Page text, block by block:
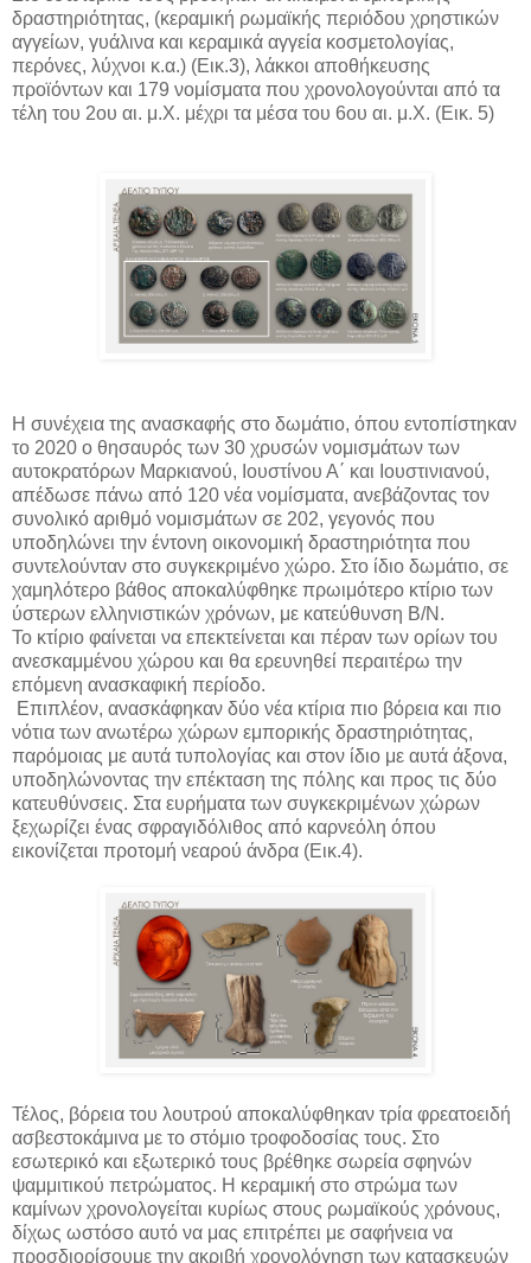
δραστηριότητας, (κεραμική ρωμαϊκής περιόδου χρηστικών
αγγείων, γυάλινα και κεραμικά αγγεία κοσμετολογίας,
περόνες, λύχνοι κ.α.) (Εικ.3), λάκκοι αποθήκευσης
προϊόντων και 179 νομίσματα που χρονολογούνται από τα
τέλη του 2ου αι. μ.Χ. μέχρι τα μέσα του 6ου αι. μ.Χ. (Εικ. 5)
Η συνέχεια της ανασκαφής στο δωμάτιο, όπου εντοπίστηκαν
το 2020 ο θησαυρός των 30 χρυσών νομισμάτων των
αυτοκρατόρων Μαρκιανού, Ιουστίνου Α΄ και Ιουστινιανού,
απέδωσε πάνω από 120 νέα νομίσματα, ανεβάζοντας τον
συνολικό αριθμό νομισμάτων σε 202, γεγονός που
υποδηλώνει την έντονη οικονομική δραστηριότητα που
συντελούνταν στο συγκεκριμένο χώρο. Στο ίδιο δωμάτιο, σε
χαμηλότερο βάθος αποκαλύφθηκε πρωιμότερο κτίριο των
ύστερων ελληνιστικών χρόνων, με κατεύθυνση Β/Ν.
Το κτίριο φαίνεται να επεκτείνεται και πέραν των ορίων του
ανεσκαμμένου χώρου και θα ερευνηθεί περαιτέρω την
επόμενη ανασκαφική περίοδο.
Επιπλέον, ανασκάφηκαν δύο νέα κτίρια πιο βόρεια και πιο
νότια των ανωτέρω χώρων εμπορικής δραστηριότητας,
παρόμοιας με αυτά τυπολογίας και στον ίδιο με αυτά άξονα,
υποδηλώνοντας την επέκταση της πόλης και προς τις δύο
κατευθύνσεις. Στα ευρήματα των συγκεκριμένων χώρων
ξεχωρίζει ένας σφραγιδόλιθος από καρνεόλη όπου
εικονίζεται προτομή νεαρού άνδρα (Εικ.4).
Τέλος, βόρεια του λουτρού αποκαλύφθηκαν τρία φρεατοειδή
ασβεστοκάμινα με το στόμιο τροφοδοσίας τους. Στο
εσωτερικό και εξωτερικό τους βρέθηκε σωρεία σφηνών
ψαμμιτικού πετρώματος. Η κεραμική στο στρώμα των
καμίνων χρονολογείται κυρίως στους ρωμαϊκούς χρόνους,
δίχως ωστόσο αυτό να μας επιτρέπει με σαφήνεια να
προσδιορίσουμε την ακριβή χρονολόγηση των κατασκευών